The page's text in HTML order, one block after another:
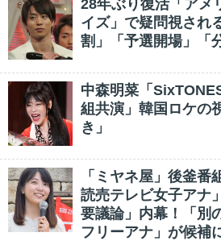
28年ぶり復活「アメ
イズ」で疑問視され
割」「予選開場」「
中森明菜「
組共演」韓国ロケの
き」
「ミヤネ屋」後釜番
読売テレビ女子アナ
要議論」内幕！「別
フリーアナ」が候補